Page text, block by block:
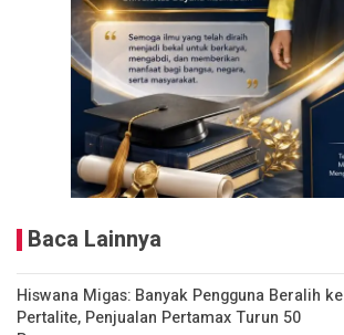
Baca Lainnya
Hiswana Migas: Banyak Pengguna Beralih ke
Pertalite, Penjualan Pertamax Turun 50